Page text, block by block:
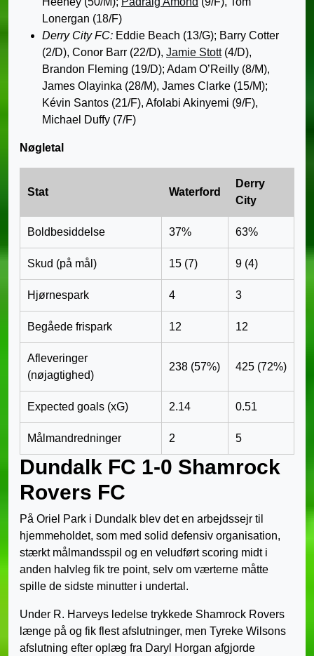
Lonergan (18/F)
Derry City FC: Eddie Beach (13/G); Barry Cotter
(2/D), Conor Barr (22/D), Jamie Stott(4/D),
Brandon Fleming (19/D); Adam O’Reilly (8/M),
James Olayinka (28/M), James Clarke (15/M);
Kévin Santos (21/F), Afolabi Akinyemi (9/F),
Michael Duffy (7/F)
Nøgletal
Stat Waterford
Derry
City
Boldbesiddelse 37% 63%
Skud (på mål) 15 (7) 9 (4)
Hjørnespark 4 3
Begåede frispark 12 12
Afleveringer
(nøjagtighed)
238 (57%) 425 (72%)
Expected goals (xG) 2.14 0.51
Målmandredninger 2 5
Dundalk FC 1-0 Shamrock
Rovers FC
På Oriel Park i Dundalk blev det en arbejdssejr til
hjemmeholdet, som med solid defensiv organisation,
stærkt målmandsspil og en veludført scoring midt i
anden halvleg fik tre point, selv om værterne måtte
spille de sidste minutter i undertal.
Under R. Harveys ledelse trykkede Shamrock Rovers
længe på og fik flest afslutninger, men Tyreke Wilsons
afslutning efter oplæg fra Daryl Horgan afgjorde